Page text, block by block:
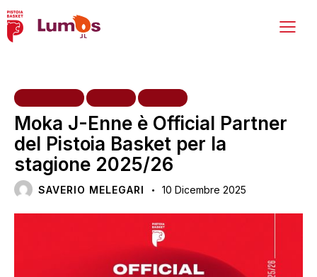
Moka J-Enne è Official Partner
del Pistoia Basket per la
stagione 2025/26
SAVERIO MELEGARI 10 Dicembre 2025